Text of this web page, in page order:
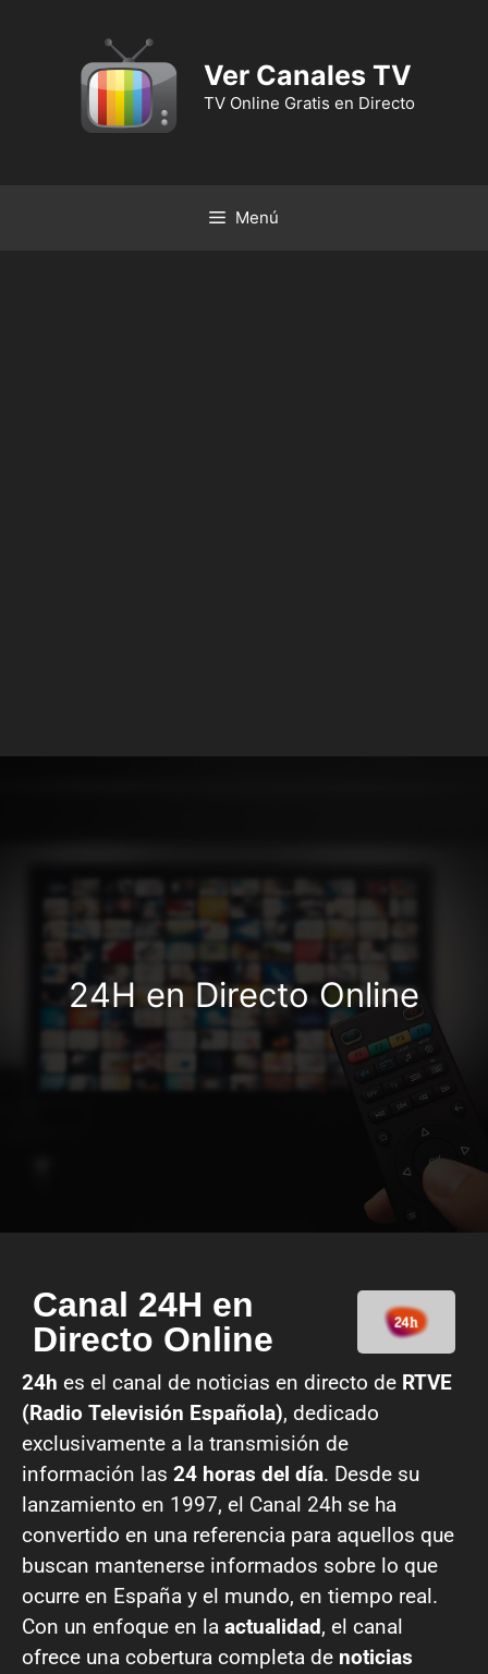
Ver Canales TV
TV Online Gratis en Directo
Menú
24H en Directo Online
Canal 24H en
Directo Online
24h es el canal de noticias en directo de RTVE
(Radio Televisión Española), dedicado
exclusivamente a la transmisión de
información las 24 horas del día. Desde su
lanzamiento en 1997, el Canal 24h se ha
convertido en una referencia para aquellos que
buscan mantenerse informados sobre lo que
ocurre en España y el mundo, en tiempo real.
Con un enfoque en la actualidad, el canal
ofrece una cobertura completa de noticias